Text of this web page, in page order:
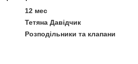
12 мес
Тетяна Давідчик
Розподільники та клапани